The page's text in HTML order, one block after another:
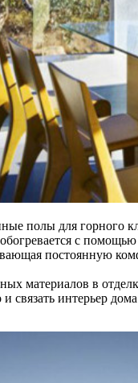
полы для горного
с
постоянную
материалов в
и связать интерьер